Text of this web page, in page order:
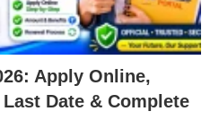
Apply Online,
Date & Complete